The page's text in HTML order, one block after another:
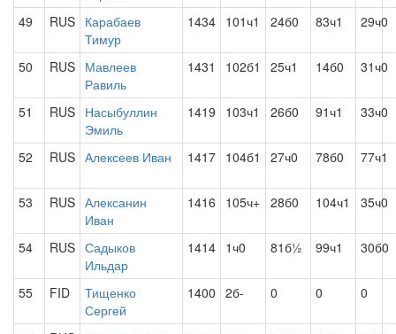
49 RUS Карабаев
Тимур
1434 101ч1 24б0 83ч1 29ч0
50 RUS Мавлеев
Равиль
1431 102б1 25ч1 14б0 31ч0
51 RUS Насыбуллин
Эмиль
1419 103ч1 26б0 91ч1 33ч0
52 RUS Алексеев Иван 1417 104б1 27ч0 78б0 77ч1
53 RUS Алексанин
Иван
1416 105ч+ 28б0 104ч1 35ч0
54 RUS Садыков
Ильдар
1414 1ч0 81б½ 99ч1 30б0
55 FID
Тищенко
Сергей
1400 2б- 0 0 0